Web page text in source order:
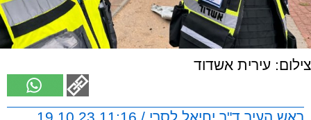
צילום: עירית אשדוד